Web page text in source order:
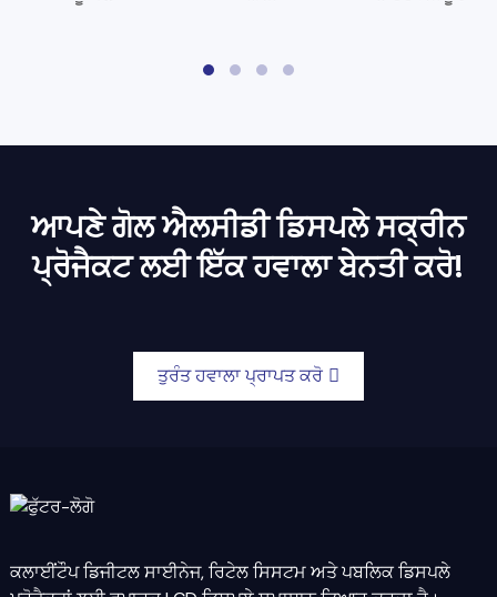
ਆਪਣੇ ਗੋਲ ਐਲਸੀਡੀ ਡਿਸਪਲੇ ਸਕ੍ਰੀਨ
ਪ੍ਰੋਜੈਕਟ ਲਈ ਇੱਕ ਹਵਾਲਾ ਬੇਨਤੀ ਕਰੋ!
ਤੁਰੰਤ ਹਵਾਲਾ ਪ੍ਰਾਪਤ ਕਰੋ
ਕਲਾਈਂਟੌਪ ਡਿਜੀਟਲ ਸਾਈਨੇਜ, ਰਿਟੇਲ ਸਿਸਟਮ ਅਤੇ ਪਬਲਿਕ ਡਿਸਪਲੇ